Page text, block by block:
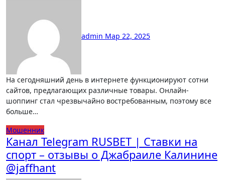
admin Мар 22, 2025
На сегодняшний день в интернете функционируют сотни
сайтов, предлагающих различные товары. Онлайн-
шоппинг стал чрезвычайно востребованным, поэтому все
больше…
Мошенник
Канал Telegram RUSBET | Ставки на
спорт – отзывы о Джабраиле Калинине
@jaffhant